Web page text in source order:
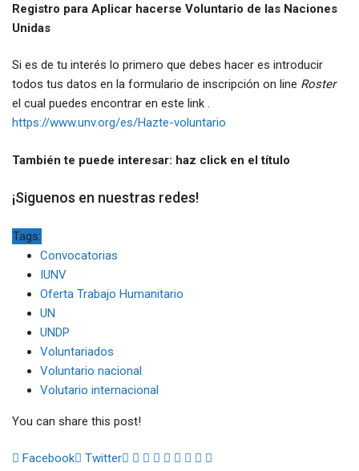
Registro para Aplicar hacerse Voluntario de las Naciones
Unidas
Si es de tu interés lo primero que debes hacer es introducir
todos tus datos en la formulario de inscripción on line Roster
el cual puedes encontrar en este link .
https://www.unv.org/es/Hazte-voluntario
También te puede interesar: haz click en el título
¡Siguenos en nuestras redes!
Tags:
Convocatorias
IUNV
Oferta Trabajo Humanitario
UN
UNDP
Voluntariados
Voluntario nacional
Volutario internacional
You can share this post!
Facebook Twitter Google+
LinkedIn
Whatsapp
StumbleUpon
Tumblr
Pinterest
Reddit
Share